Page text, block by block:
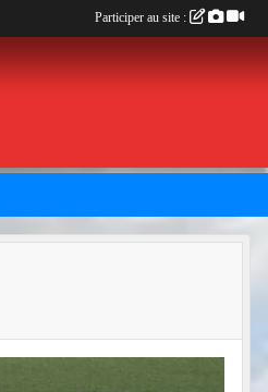
Participer au site :